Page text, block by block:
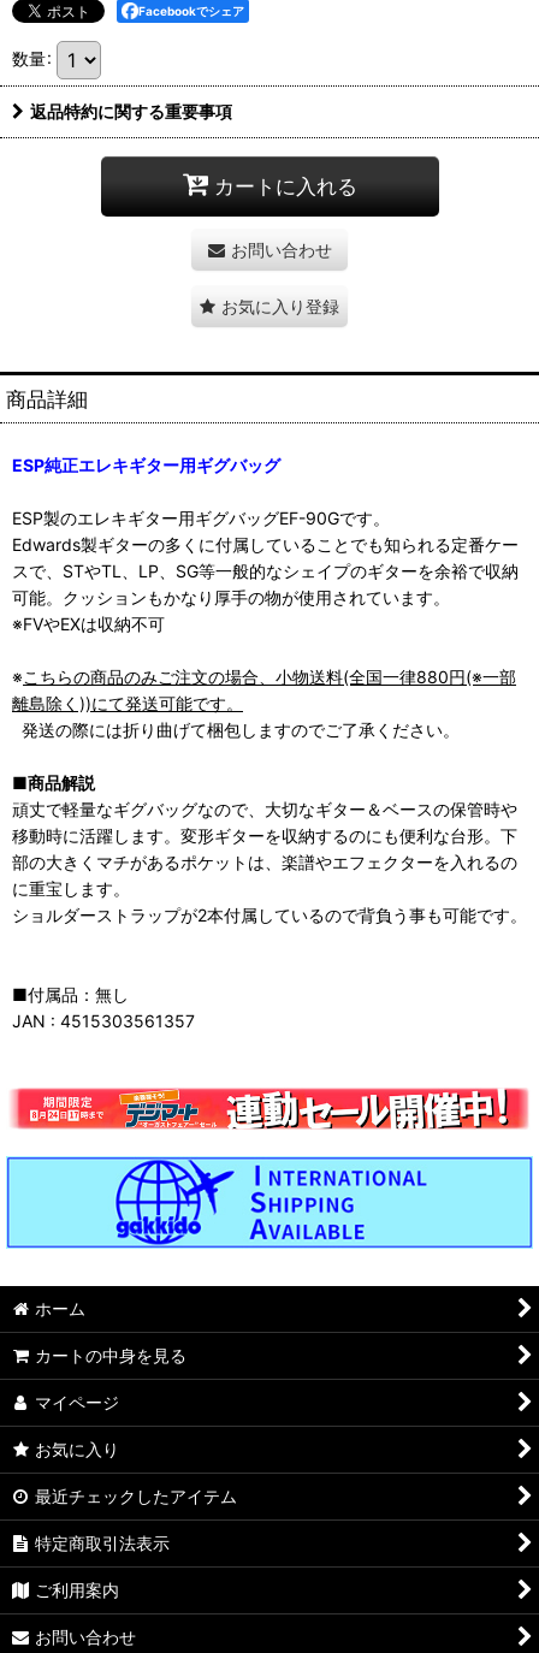
Facebookでシェア
数量:
返品特約に関する重要事項
カートに入れる
お問い合わせ
お気に入り登録
商品詳細
ESP純正エレキギター用ギグバッグ
ESP製のエレキギター用ギグバッグEF-90Gです。
Edwards製ギターの多くに付属していることでも知られる定番ケー
スで、STやTL、LP、SG等一般的なシェイプのギターを余裕で収納
可能。クッションもかなり厚手の物が使用されています。
※FVやEXは収納不可
※こちらの商品のみご注文の場合、小物送料(全国一律880円(※一部
離島除く))にて発送可能です。
発送の際には折り曲げて梱包しますのでご了承ください。
■商品解説
頑丈で軽量なギグバッグなので、大切なギター＆ベースの保管時や
移動時に活躍します。変形ギターを収納するのにも便利な台形。下
部の大きくマチがあるポケットは、楽譜やエフェクターを入れるの
に重宝します。
ショルダーストラップが2本付属しているので背負う事も可能です。
■付属品：無し
JAN : 4515303561357
ホーム
カートの中身を見る
マイページ
お気に入り
最近チェックしたアイテム
特定商取引法表示
ご利用案内
お問い合わせ